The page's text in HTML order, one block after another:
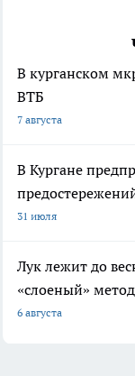
В курганском
ВТБ
7 августа
В Кургане
31 июля
Лук лежит до
«слоеный»
6 августа